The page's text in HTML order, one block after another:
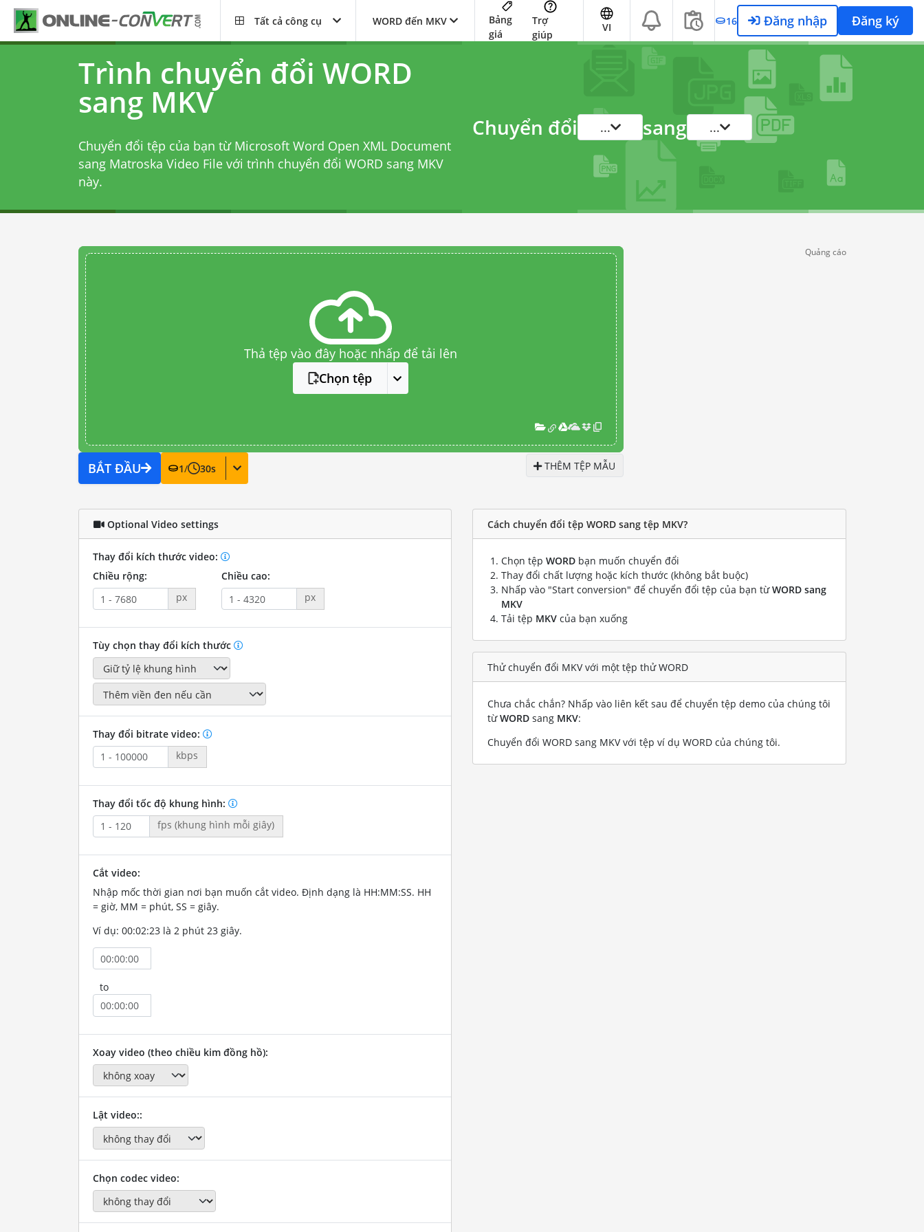
Tất cả công cụ WORD đến MKV
Bảng
giá
Trợ
giúp
VI 16 Đăng nhập Đăng ký
Trình chuyển đổi WORD
sang MKV
Chuyển đổi tệp của bạn từ Microsoft Word Open XML Document
sang Matroska Video File với trình chuyển đổi WORD sang MKV
này.
Chuyển đổi ... sang ...
Thả tệp vào đây hoặc nhấp để tải lên
Chọn tệp
BẮT ĐẦU 1/ 30s THÊM TỆP MẪU
Quảng cáo
Optional Video settings
Thay đổi kích thước video:
Chiều rộng:
px
Chiều cao:
px
Tùy chọn thay đổi kích thước
Thay đổi bitrate video:
kbps
Thay đổi tốc độ khung hình:
fps (khung hình mỗi giây)
Cắt video:
Nhập mốc thời gian nơi bạn muốn cắt video. Định dạng là HH:MM:SS. HH
= giờ, MM = phút, SS = giây.
Ví dụ: 00:02:23 là 2 phút 23 giây.
to
Xoay video (theo chiều kim đồng hồ):
Lật video::
Chọn codec video:
Cách chuyển đổi tệp WORD sang tệp MKV?
Chọn tệp WORD bạn muốn chuyển đổi
Thay đổi chất lượng hoặc kích thước (không bắt buộc)
Nhấp vào "Start conversion" để chuyển đổi tệp của bạn từWORD sang
MKV
Tải tệp MKV của bạn xuống
Thử chuyển đổi MKV với một tệp thử WORD
Chưa chắc chắn? Nhấp vào liên kết sau để chuyển tệp demo của chúng tôi
từWORD sang MKV:
Chuyển đổi WORD sang MKV với tệp ví dụ WORD của chúng tôi.